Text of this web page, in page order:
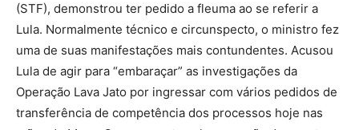
(STF), demonstrou ter pedido a fleuma ao se referir a
Lula. Normalmente técnico e circunspecto, o ministro fez
uma de suas manifestações mais contundentes. Acusou
Lula de agir para “embaraçar” as investigações da
Operação Lava Jato por ingressar com vários pedidos de
transferência de competência dos processos hoje nas